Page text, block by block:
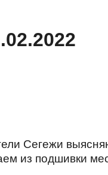
Сегежи
из подшивки